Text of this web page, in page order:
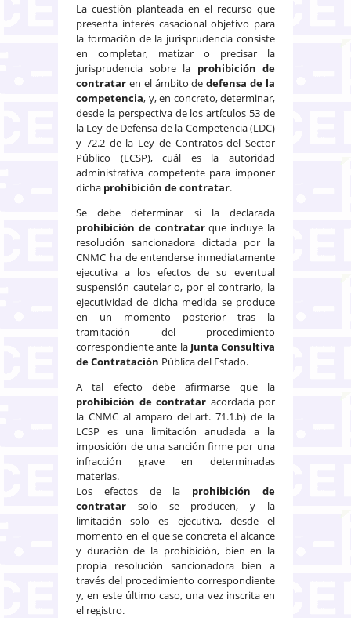
La cuestión planteada en el recurso que
presenta interés casacional objetivo para
la formación de la jurisprudencia consiste
en completar, matizar o precisar la
jurisprudencia sobre la prohibición de
contratar en el ámbito dedefensa de la
competencia, y, en concreto, determinar,
desde la perspectiva de los artículos 53 de
la Ley de Defensa de la Competencia (LDC)
y 72.2 de la Ley de Contratos del Sector
Público (LCSP), cuál es la autoridad
administrativa competente para imponer
dicha prohibición de contratar.
Se debe determinar si la declarada
prohibición de contratarque incluye la
resolución sancionadora dictada por la
CNMC ha de entenderse inmediatamente
ejecutiva a los efectos de su eventual
suspensión cautelar o, por el contrario, la
ejecutividad de dicha medida se produce
en un momento posterior tras la
tramitación del procedimiento
correspondiente ante la Junta Consultiva
de Contratación Pública del Estado.
A tal efecto debe afirmarse que la
prohibición de contratar acordada por
la CNMC al amparo del art. 71.1.b) de la
LCSP es una limitación anudada a la
imposición de una sanción firme por una
infracción grave en determinadas
materias.
Los efectos de la prohibición de
contratar solo se producen, y la
limitación solo es ejecutiva, desde el
momento en el que se concreta el alcance
y duración de la prohibición, bien en la
propia resolución sancionadora bien a
través del procedimiento correspondiente
y, en este último caso, una vez inscrita en
el registro.